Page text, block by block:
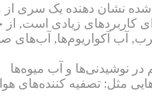
شده نشان دهنده یک سری
کاربردهای زیادی است,
آب آکواریوم‌ها, آب‌های
نوشیدنی‌ها و آب میوه‌ها
مثل: تصفیه کننده‌های